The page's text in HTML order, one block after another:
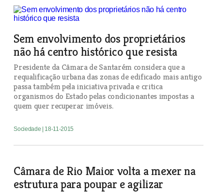
Sem envolvimento dos proprietários
não há centro histórico que resista
Presidente da Câmara de Santarém considera que a
requalificação urbana das zonas de edificado mais antigo
passa também pela iniciativa privada e critica
organismos do Estado pelas condicionantes impostas a
quem quer recuperar imóveis.
Sociedade | 18-11-2015
Câmara de Rio Maior volta a mexer na
estrutura para poupar e agilizar